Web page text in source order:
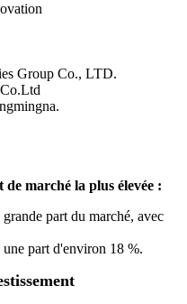
Group Co., LTD.
marché la plus élevée :
part du marché, avec
une part d'environ 18 %.